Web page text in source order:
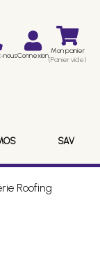
nousConnexion Mon panier
(Panier vide)
SAV
Roofing